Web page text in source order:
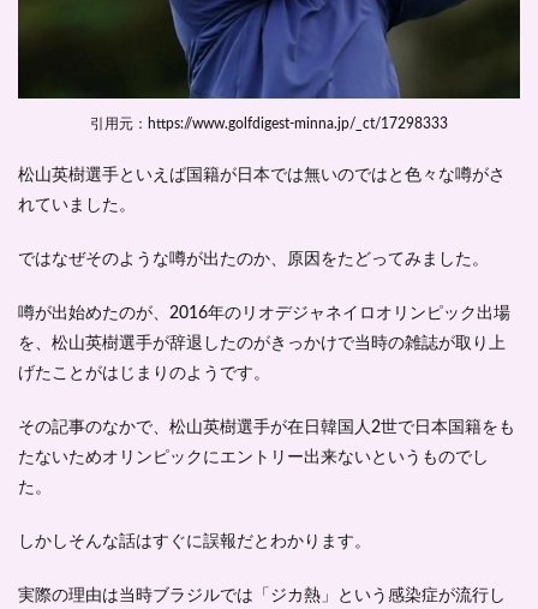
引用元：https://www.golfdigest-minna.jp/_ct/17298333
松山英樹選手といえば 国籍が日本では無いのではと色々な噂がさ
れていました。
ではなぜそのような噂が出たのか、原因をたどってみました。
噂が出始めたのが、2016年のリオデジャネイロオリンピック出場
を、松山英樹選手が辞退したのがきっかけで当時の雑誌が取り上
げたことがはじまりのようです。
その記事のなかで、松山英樹選手が在日韓国人2世で日本国籍をも
たないためオリンピックにエントリー出来ないというものでし
た。
しかしそんな話はすぐに誤報だと わかります。
実際の理由は当時ブラジルでは「ジカ熱」という感染症が流行し